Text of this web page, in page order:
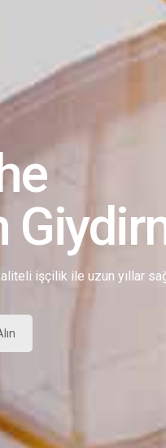
işçilik ile uzun yıllar